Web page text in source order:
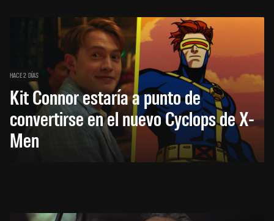
HACE 2 DÍAS
Kit Connor estaría a punto de
convertirse en el nuevo Cyclops de X-
Men